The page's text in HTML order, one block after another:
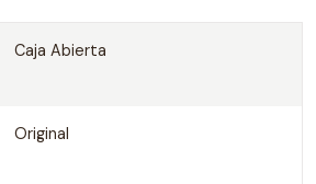
Caja Abierta
Original